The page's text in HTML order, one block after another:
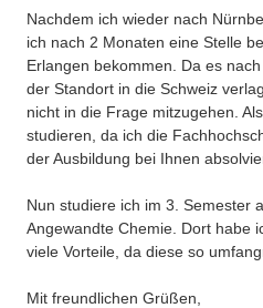
Nachdem ich wieder nach
ich nach 2 Monaten eine Stelle
Erlangen bekommen. Da es
der Standort in die Schweiz
nicht in die Frage mitzugehen.
studieren, da ich die
der Ausbildung bei Ihnen
Nun studiere ich im 3. Semester
Angewandte Chemie. Dort habe
viele Vorteile, da diese so
Mit freundlichen Grüßen,